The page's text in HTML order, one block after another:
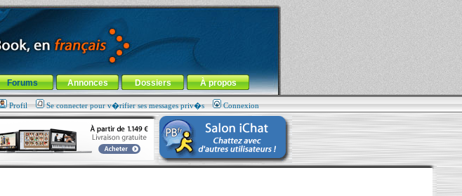
Forums Annonces Dossiers À propos
Profil Se connecter pour v�rifier ses messages priv�s Connexion